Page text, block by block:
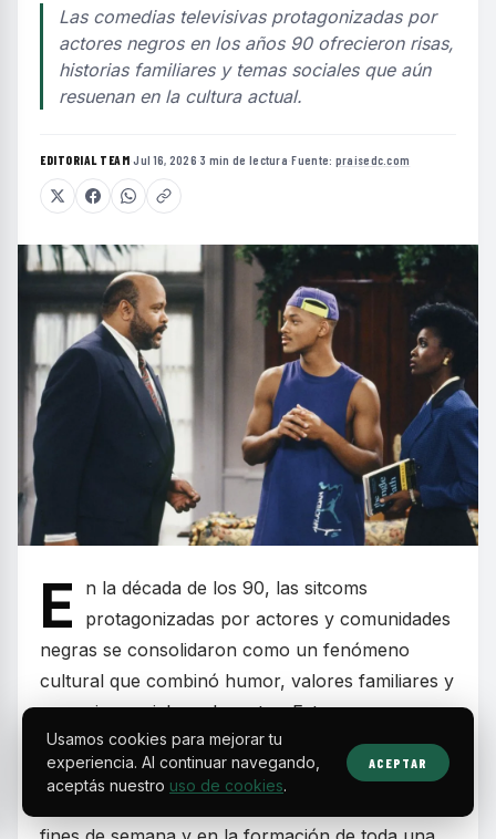
Las comedias televisivas protagonizadas por
actores negros en los años 90 ofrecieron risas,
historias familiares y temas sociales que aún
resuenan en la cultura actual.
EDITORIAL TEAM·Jul 16, 2026·3 min de lectura·Fuente: praisedc.com
E
n la década de los 90, las sitcoms
protagonizadas por actores y comunidades
negras se consolidaron como un fenómeno
cultural que combinó humor, valores familiares y
mensajes sociales relevantes. Estos programas
dejaron huella por retratar realidades cotidianas
con carisma y autenticidad, convirtiéndose en
Usamos cookies para mejorar tu
experiencia. Al continuar navegando,
aceptás nuestro uso de cookies.
ACEPTAR